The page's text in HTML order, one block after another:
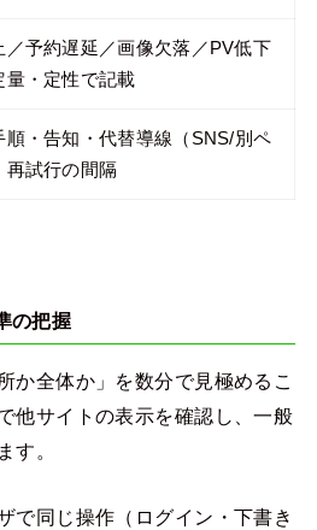
／予約遅延／画像欠落／PV低下
量・定性で記載
順・告知・代替導線（SNS/別ペ
再試行の間隔
の把握
か全体か」を数分で見極めるこ
他サイトの表示を確認し、一般
す。
で同じ操作（ログイン・下書き